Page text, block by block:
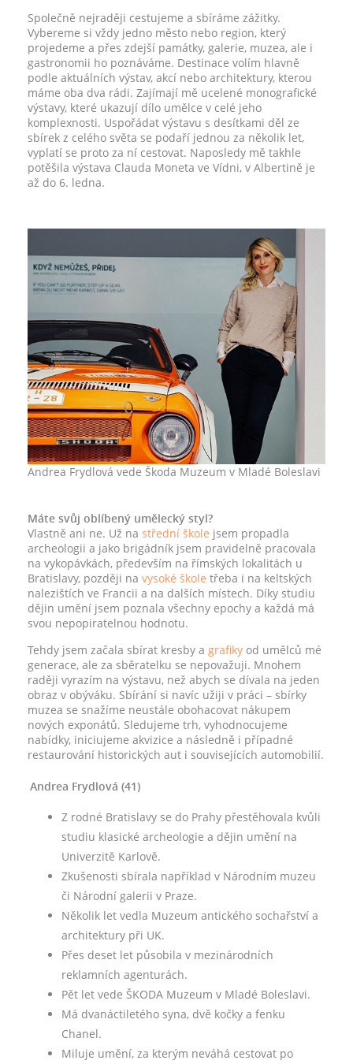
Společně nejraději cestujeme a sbíráme zážitky.
Vybereme si vždy jedno město nebo region, který
projedeme a přes zdejší památky, galerie, muzea, ale i
gastronomii ho poznáváme. Destinace volím hlavně
podle aktuálních výstav, akcí nebo architektury, kterou
máme oba dva rádi. Zajímají mě ucelené monografické
výstavy, které ukazují dílo umělce v celé jeho
komplexnosti. Uspořádat výstavu s desítkami děl ze
sbírek z celého světa se podaří jednou za několik let,
vyplatí se proto za ní cestovat. Naposledy mě takhle
potěšila výstava Clauda Moneta ve Vídni, v Albertině je
až do 6. ledna.
Andrea Frydlová vede Škoda Muzeum v Mladé Boleslavi
Máte svůj oblíbený umělecký styl?
Vlastně ani ne. Už na střední škole jsem propadla
archeologii a jako brigádník jsem pravidelně pracovala
na vykopávkách, především na římských lokalitách u
Bratislavy, později na vysoké škole třeba i na keltských
nalezištích ve Francii a na dalších místech. Díky studiu
dějin umění jsem poznala všechny epochy a každá má
svou nepopiratelnou hodnotu.
Tehdy jsem začala sbírat kresby a grafiky od umělců mé
generace, ale za sběratelku se nepovažuji. Mnohem
raději vyrazím na výstavu, než abych se dívala na jeden
obraz v obýváku. Sbírání si navíc užiji v práci – sbírky
muzea se snažíme neustále obohacovat nákupem
nových exponátů. Sledujeme trh, vyhodnocujeme
nabídky, iniciujeme akvizice a následně i případné
restaurování historických aut i souvisejících automobilií.
Andrea Frydlová (41)
Z rodné Bratislavy se do Prahy přestěhovala kvůli
studiu klasické archeologie a dějin umění na
Univerzitě Karlově.
Zkušenosti sbírala například v Národním muzeu
či Národní galerii v Praze.
Několik let vedla Muzeum antického sochařství a
architektury při UK.
Přes deset let působila v mezinárodních
reklamních agenturách.
Pět let vede ŠKODA Muzeum v Mladé Boleslavi.
Má dvanáctiletého syna, dvě kočky a fenku
Chanel.
Miluje umění, za kterým neváhá cestovat po